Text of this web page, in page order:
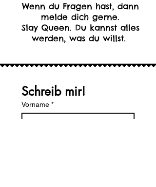
Wenn du Fragen hast, dann
melde dich gerne.
Slay Queen. Du kannst alles
werden, was du willst.
Schreib mir!
Vorname *